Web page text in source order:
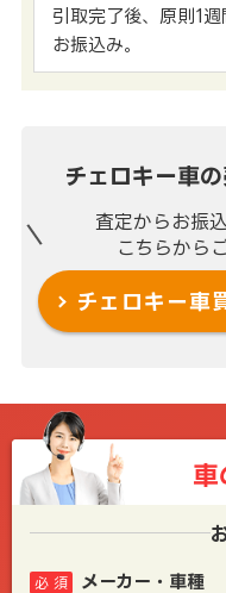
引取完了後、原則1
お振込み。
チェロキー車
査定からお振
こちらから
チェロキー車
車
メーカー・車種
必 須